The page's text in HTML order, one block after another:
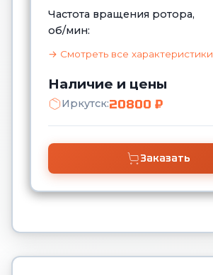
Частота вращения ротора,
об/мин:
→ Смотреть все характеристики
Наличие и цены
Иркутск:20800 ₽
Заказать